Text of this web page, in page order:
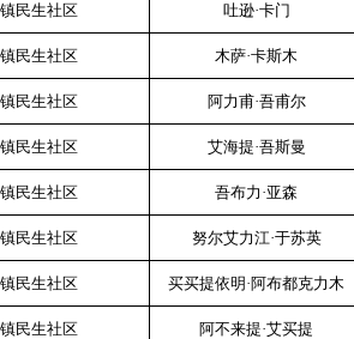
民生社区 吐逊·卡门
民生社区 木萨·卡斯木
民生社区 阿力甫·吾甫尔
民生社区 艾海提·吾斯曼
民生社区 吾布力·亚森
民生社区 努尔艾力江·于苏英
民生社区 买买提依明·阿布都克力木
民生社区 阿不来提·艾买提